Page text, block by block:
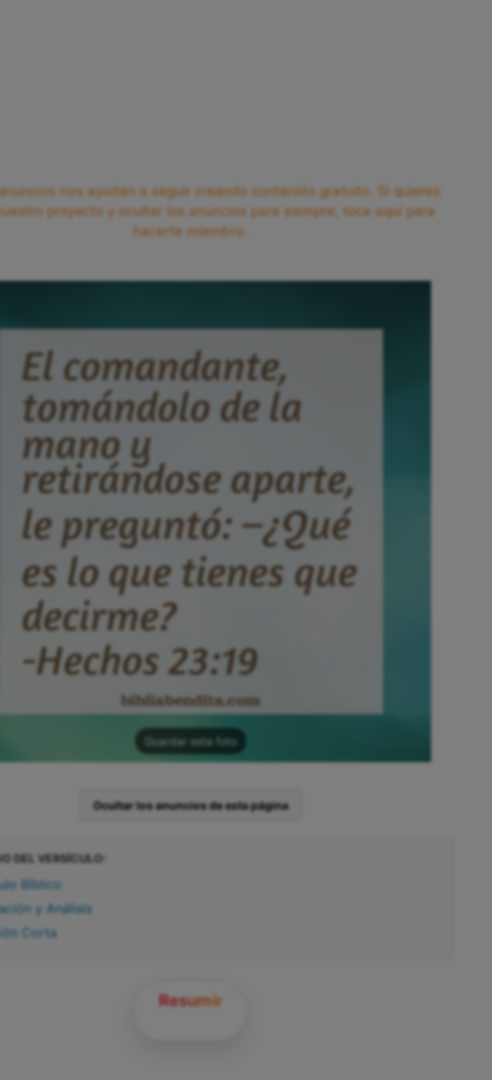
nos ayudan a seguir creando contenido gratuito. Si quieres
proyecto y ocultar los anuncios para siempre, toca aquí para
hacerte miembro.
Guardar esta foto
Ocultar los anuncios de esta página
DEL VERSÍCULO:
Bíblico
y Análisis
Corta
Resumir